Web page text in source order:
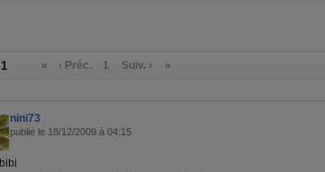
« ‹ Préc. 1 Suiv. › »
nini73
publié le 18/12/2009 à 04:15